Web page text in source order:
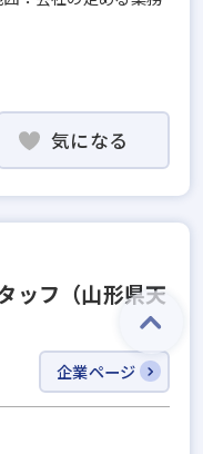
気になる
ッフ（山形県天
企業ページ